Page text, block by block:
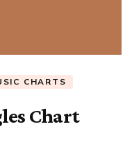
CHARTS
Chart